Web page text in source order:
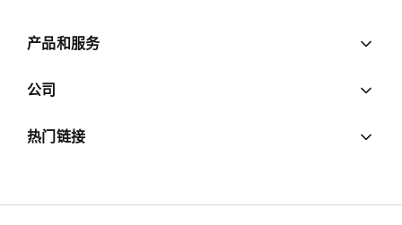
产品和服务
公司
热门链接